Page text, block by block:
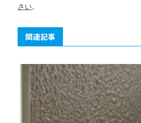
さい。
関連記事